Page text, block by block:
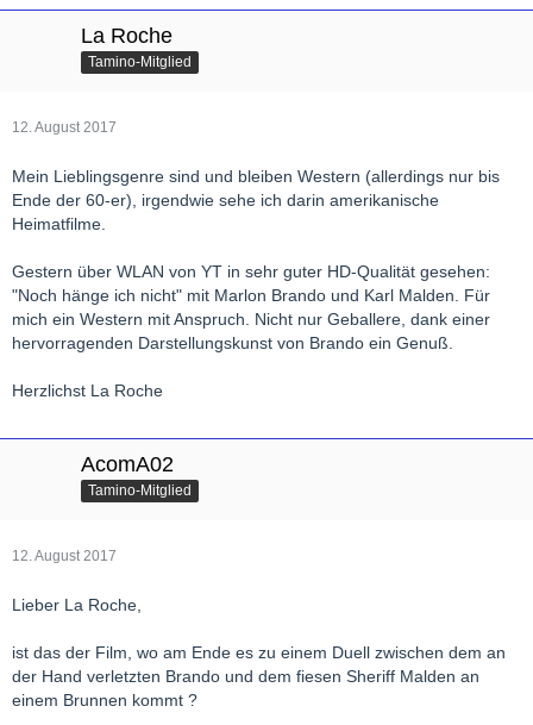
La Roche
Tamino-Mitglied
12. August 2017
Mein Lieblingsgenre sind und bleiben Western (allerdings nur bis
Ende der 60-er), irgendwie sehe ich darin amerikanische
Heimatfilme.
Gestern über WLAN von YT in sehr guter HD-Qualität gesehen:
"Noch hänge ich nicht" mit Marlon Brando und Karl Malden. Für
mich ein Western mit Anspruch. Nicht nur Geballere, dank einer
hervorragenden Darstellungskunst von Brando ein Genuß.
Herzlichst La Roche
AcomA02
Tamino-Mitglied
12. August 2017
Lieber La Roche,
ist das der Film, wo am Ende es zu einem Duell zwischen dem an
der Hand verletzten Brando und dem fiesen Sheriff Malden an
einem Brunnen kommt ?